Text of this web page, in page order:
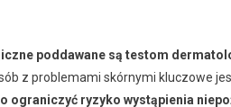
poddawane są testom
z problemami skórnymi kluczowe
ograniczyć ryzyko wystąpienia